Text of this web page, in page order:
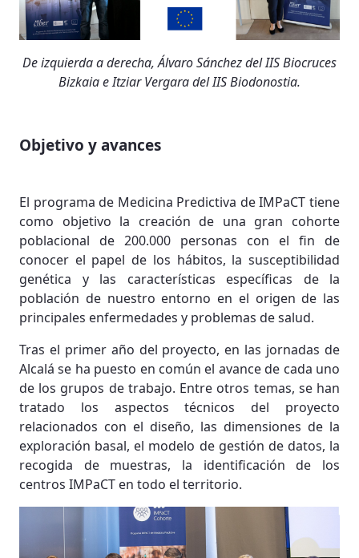
De izquierda a derecha, Álvaro Sánchez del IIS Biocruces
Bizkaia e Itziar Vergara del IIS Biodonostia.
Objetivo y avances
El programa de Medicina Predictiva de IMPaCT tiene
como objetivo la creación de una gran cohorte
poblacional de 200.000 personas con el fin de
conocer el papel de los hábitos, la susceptibilidad
genética y las características específicas de la
población de nuestro entorno en el origen de las
principales enfermedades y problemas de salud.
Tras el primer año del proyecto, en las jornadas de
Alcalá se ha puesto en común el avance de cada uno
de los grupos de trabajo. Entre otros temas, se han
tratado los aspectos técnicos del proyecto
relacionados con el diseño, las dimensiones de la
exploración basal, el modelo de gestión de datos, la
recogida de muestras, la identificación de los
centros IMPaCT en todo el territorio.